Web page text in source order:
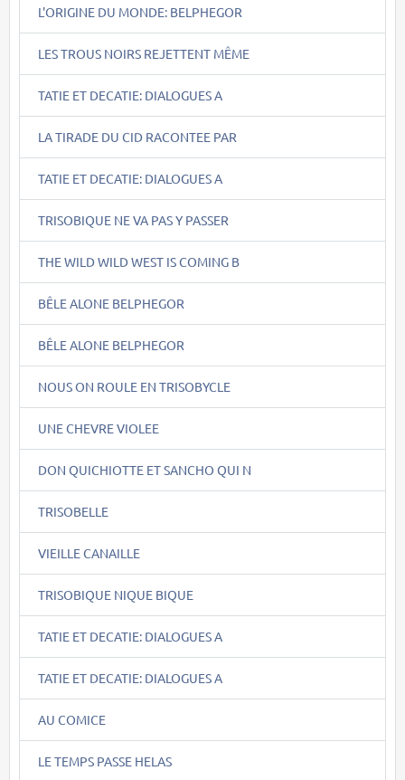
L'ORIGINE DU MONDE: BELPHEGOR
LES TROUS NOIRS REJETTENT MÊME
TATIE ET DECATIE: DIALOGUES A
LA TIRADE DU CID RACONTEE PAR
TATIE ET DECATIE: DIALOGUES A
TRISOBIQUE NE VA PAS Y PASSER
THE WILD WILD WEST IS COMING B
BÊLE ALONE BELPHEGOR
BÊLE ALONE BELPHEGOR
NOUS ON ROULE EN TRISOBYCLE
UNE CHEVRE VIOLEE
DON QUICHIOTTE ET SANCHO QUI N
TRISOBELLE
VIEILLE CANAILLE
TRISOBIQUE NIQUE BIQUE
TATIE ET DECATIE: DIALOGUES A
TATIE ET DECATIE: DIALOGUES A
AU COMICE
LE TEMPS PASSE HELAS